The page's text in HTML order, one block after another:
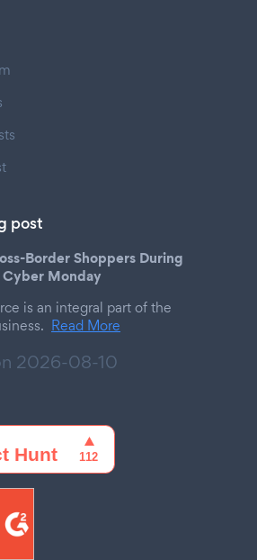
post
Border Shoppers During
Monday
is an integral part of the
Read More
2026-08-10